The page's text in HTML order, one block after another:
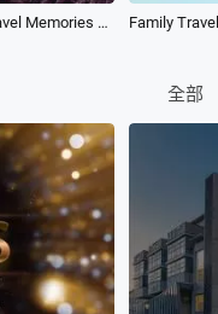
Film Warm Family Photo Collage Wedding Travel Memories Slideshow Family
全部